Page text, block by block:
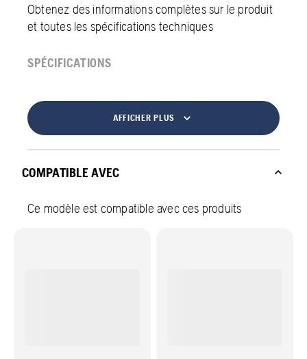
Obtenez des informations complètes sur le produit
et toutes les spécifications techniques
SPÉCIFICATIONS
AFFICHER PLUS
COMPATIBLE AVEC
Ce modèle est compatible avec ces produits